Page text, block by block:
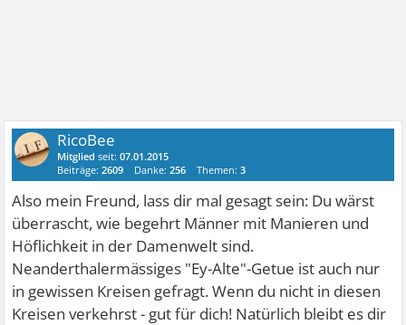
RicoBee
Mitglied seit:07.01.2015
Beiträge:2609 Danke:256 Themen:3
Also mein Freund, lass dir mal gesagt sein: Du wärst
überrascht, wie begehrt Männer mit Manieren und
Höflichkeit in der Damenwelt sind.
Neanderthalermässiges "Ey-Alte"-Getue ist auch nur
in gewissen Kreisen gefragt. Wenn du nicht in diesen
Kreisen verkehrst - gut für dich! Natürlich bleibt es dir